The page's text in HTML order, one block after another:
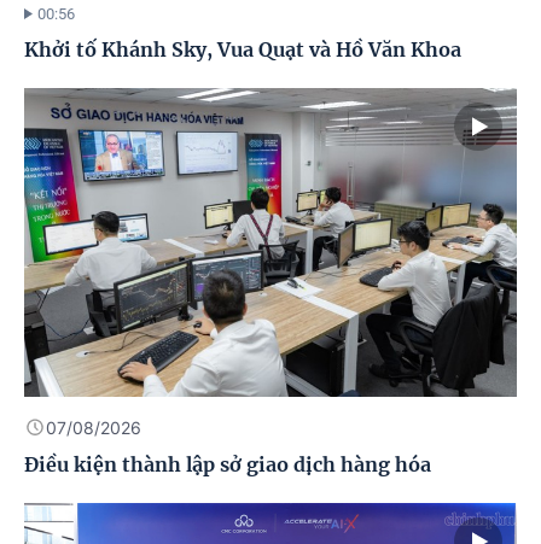
00:56
Khởi tố Khánh Sky, Vua Quạt và Hồ Văn Khoa
07/08/2026
Điều kiện thành lập sở giao dịch hàng hóa